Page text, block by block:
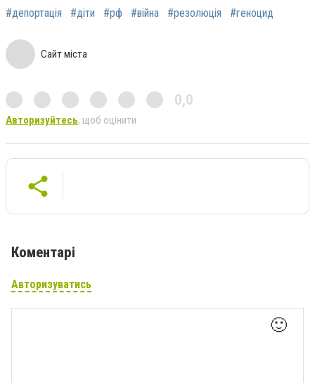
#депортація #діти #рф #війна #резолюція #геноцид
Сайт міста
0,0
Авторизуйтесь, щоб оцінити
Коментарі
Авторизуватись
🙂